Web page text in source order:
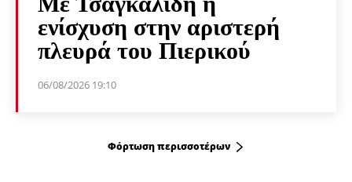
ενίσχυση στην αριστερή
πλευρά του Πιερικού
06/08/2026 19:10
Φόρτωση περισσοτέρων